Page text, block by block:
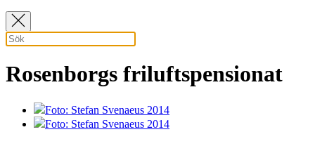
Rosenborgs friluftspensionat
Foto: Stefan Svenaeus 2014
Foto: Stefan Svenaeus 2014